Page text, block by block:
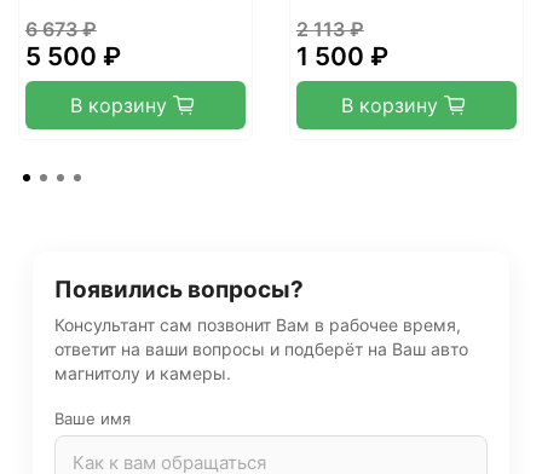
6 673 ₽
5 500 ₽
В корзину
2 113 ₽
1 500 ₽
В корзину
Появились вопросы?
Консультант сам позвонит Вам в рабочее время,
ответит на ваши вопросы и подберёт на Ваш авто
магнитолу и камеры.
Ваше имя